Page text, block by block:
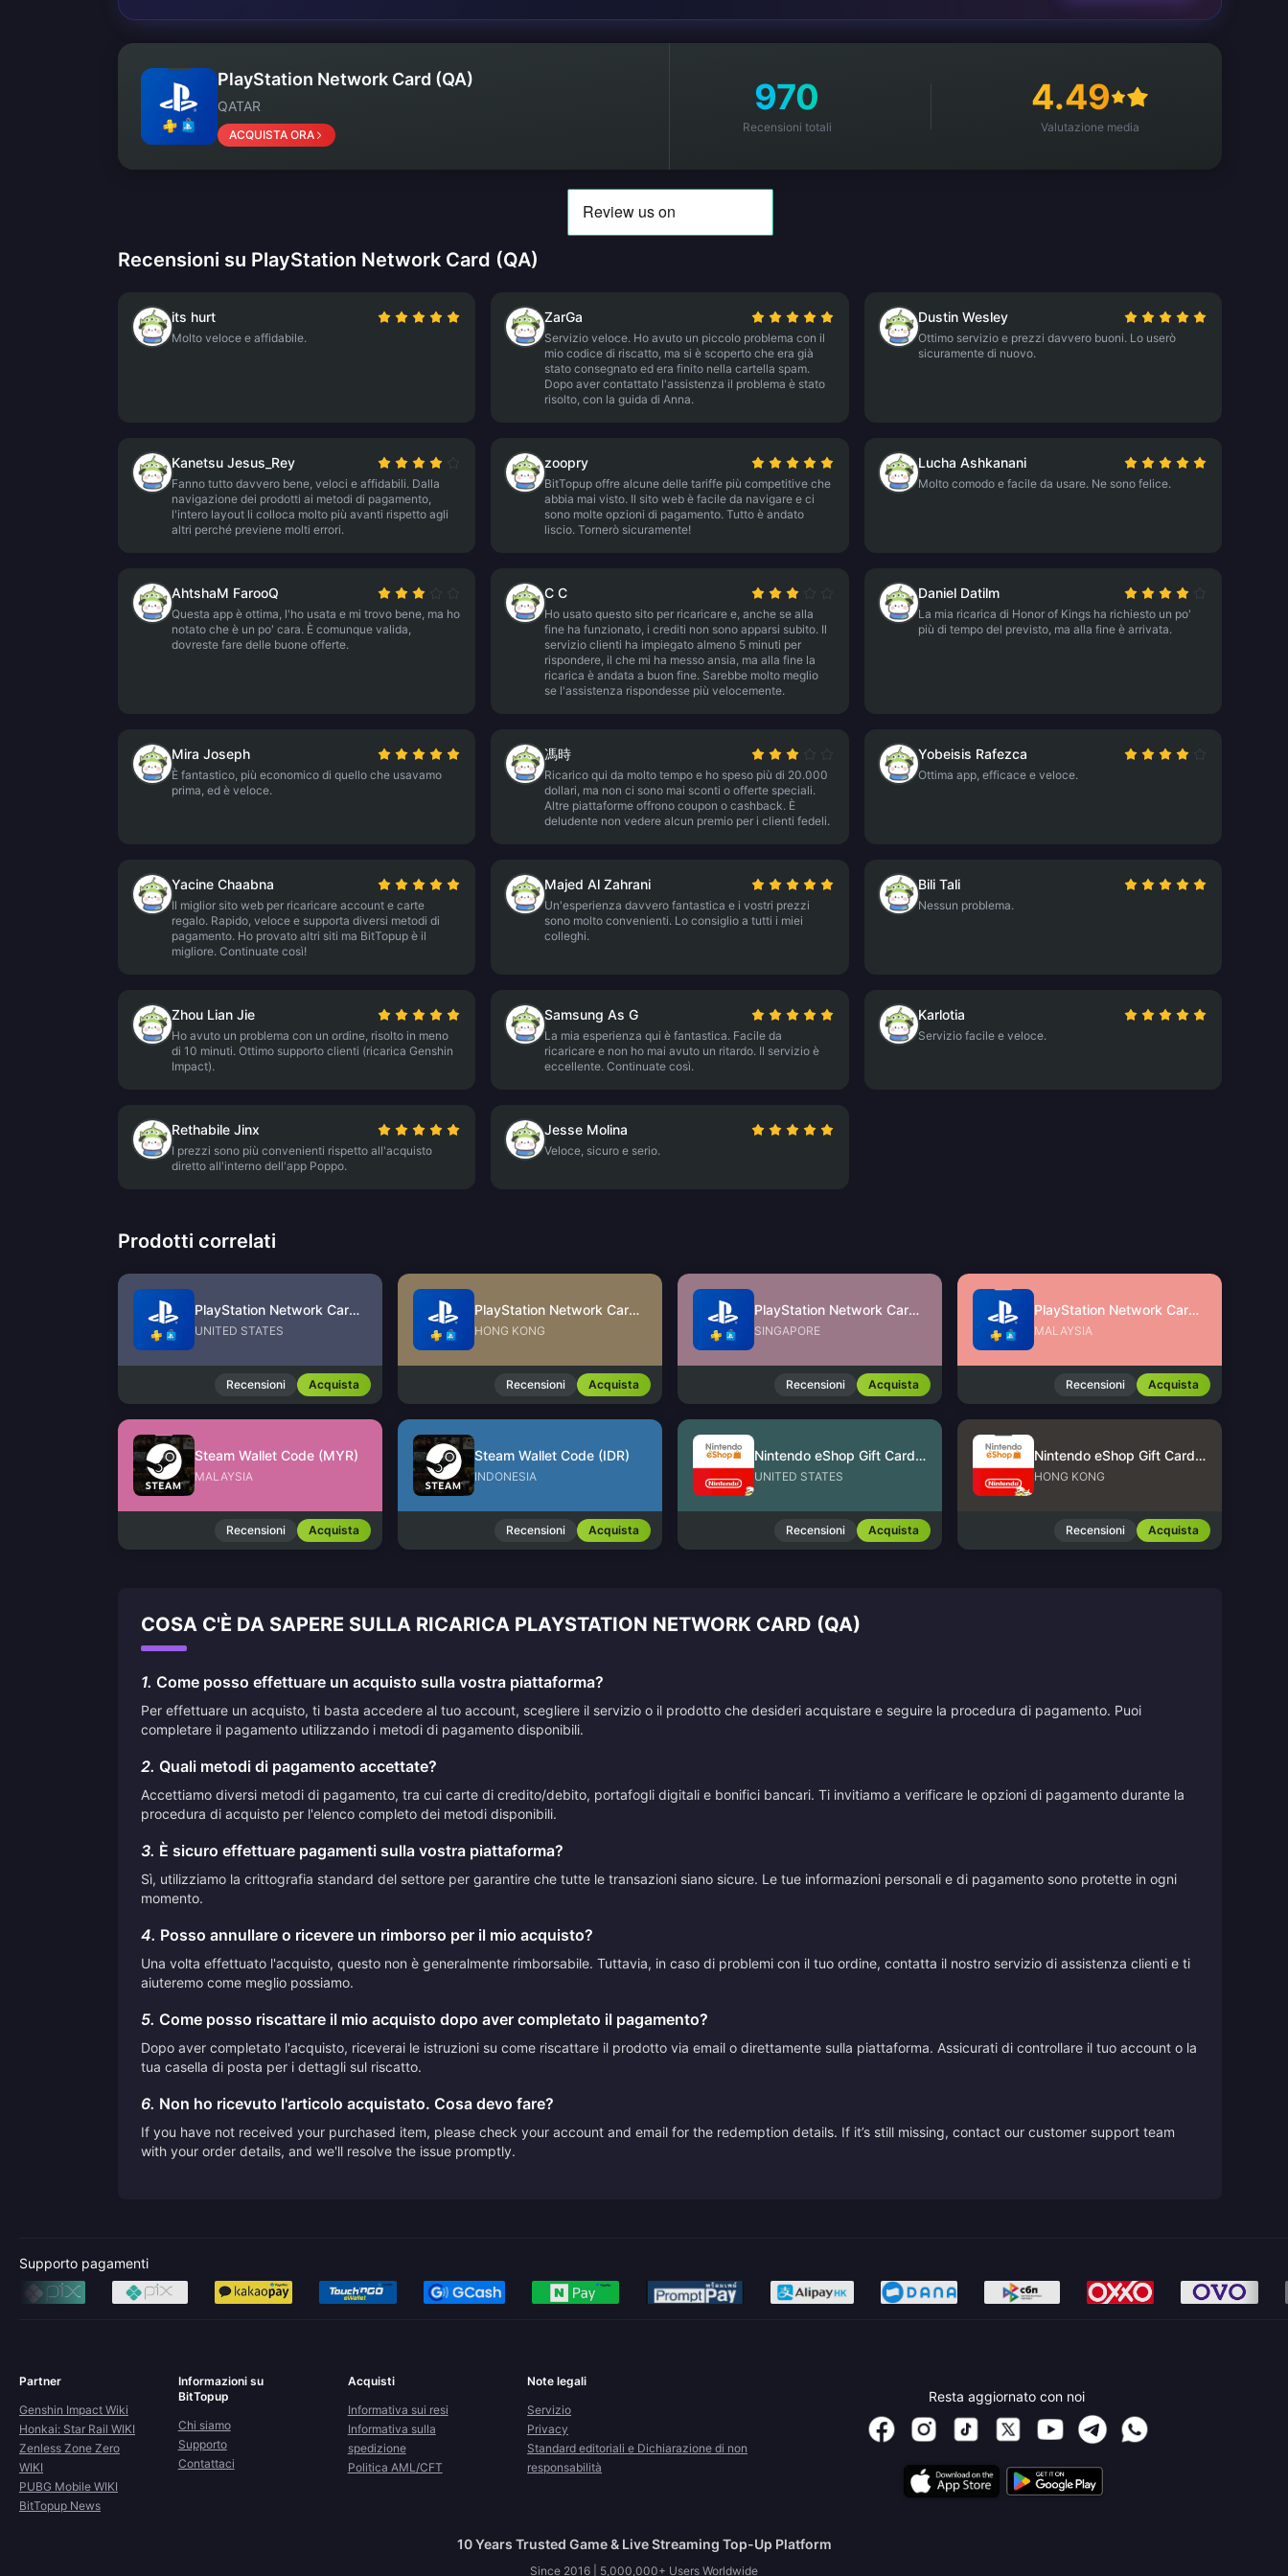
PlayStation Network Card (QA)
QATAR
ACQUISTA ORA
970
Recensioni totali
4.49
Valutazione media
Recensioni su PlayStation Network Card (QA)
its hurt
Molto veloce e affidabile.
ZarGa
Servizio veloce. Ho avuto un piccolo problema con il
mio codice di riscatto, ma si è scoperto che era già
stato consegnato ed era finito nella cartella spam.
Dopo aver contattato l'assistenza il problema è stato
risolto, con la guida di Anna.
Dustin Wesley
Ottimo servizio e prezzi davvero buoni. Lo userò
sicuramente di nuovo.
Kanetsu Jesus_Rey
Fanno tutto davvero bene, veloci e affidabili. Dalla
navigazione dei prodotti ai metodi di pagamento,
l'intero layout li colloca molto più avanti rispetto agli
altri perché previene molti errori.
zoopry
BitTopup offre alcune delle tariffe più competitive che
abbia mai visto. Il sito web è facile da navigare e ci
sono molte opzioni di pagamento. Tutto è andato
liscio. Tornerò sicuramente!
Lucha Ashkanani
Molto comodo e facile da usare. Ne sono felice.
AhtshaM FarooQ
Questa app è ottima, l'ho usata e mi trovo bene, ma ho
notato che è un po' cara. È comunque valida,
dovreste fare delle buone offerte.
C C
Ho usato questo sito per ricaricare e, anche se alla
fine ha funzionato, i crediti non sono apparsi subito. Il
servizio clienti ha impiegato almeno 5 minuti per
rispondere, il che mi ha messo ansia, ma alla fine la
ricarica è andata a buon fine. Sarebbe molto meglio
se l'assistenza rispondesse più velocemente.
Daniel Datilm
La mia ricarica di Honor of Kings ha richiesto un po'
più di tempo del previsto, ma alla fine è arrivata.
Mira Joseph
È fantastico, più economico di quello che usavamo
prima, ed è veloce.
馮時
Ricarico qui da molto tempo e ho speso più di 20.000
dollari, ma non ci sono mai sconti o offerte speciali.
Altre piattaforme offrono coupon o cashback. È
deludente non vedere alcun premio per i clienti fedeli.
Yobeisis Rafezca
Ottima app, efficace e veloce.
Yacine Chaabna
Il miglior sito web per ricaricare account e carte
regalo. Rapido, veloce e supporta diversi metodi di
pagamento. Ho provato altri siti ma BitTopup è il
migliore. Continuate così!
Majed Al Zahrani
Un'esperienza davvero fantastica e i vostri prezzi
sono molto convenienti. Lo consiglio a tutti i miei
colleghi.
Bili Tali
Nessun problema.
Zhou Lian Jie
Ho avuto un problema con un ordine, risolto in meno
di 10 minuti. Ottimo supporto clienti (ricarica Genshin
Impact).
Samsung As G
La mia esperienza qui è fantastica. Facile da
ricaricare e non ho mai avuto un ritardo. Il servizio è
eccellente. Continuate così.
Karlotia
Servizio facile e veloce.
Rethabile Jinx
I prezzi sono più convenienti rispetto all'acquisto
diretto all'interno dell'app Poppo.
Jesse Molina
Veloce, sicuro e serio.
Prodotti correlati
PlayStation Network Card (US)
UNITED STATES
Recensioni Acquista
PlayStation Network Card (HK)
HONG KONG
Recensioni Acquista
PlayStation Network Card (SG)
SINGAPORE
Recensioni Acquista
PlayStation Network Card (MY)
MALAYSIA
Recensioni Acquista
Steam Wallet Code (MYR)
MALAYSIA
Recensioni Acquista
Steam Wallet Code (IDR)
INDONESIA
Recensioni Acquista
Nintendo eShop Gift Card (US)
UNITED STATES
Recensioni Acquista
Nintendo eShop Gift Card (HK)
HONG KONG
Recensioni Acquista
COSA C'È DA SAPERE SULLA RICARICA PLAYSTATION NETWORK CARD (QA)
1. Come posso effettuare un acquisto sulla vostra piattaforma?
Per effettuare un acquisto, ti basta accedere al tuo account, scegliere il servizio o il prodotto che desideri acquistare e seguire la procedura di pagamento. Puoi
completare il pagamento utilizzando i metodi di pagamento disponibili.
2. Quali metodi di pagamento accettate?
Accettiamo diversi metodi di pagamento, tra cui carte di credito/debito, portafogli digitali e bonifici bancari. Ti invitiamo a verificare le opzioni di pagamento durante la
procedura di acquisto per l'elenco completo dei metodi disponibili.
3. È sicuro effettuare pagamenti sulla vostra piattaforma?
Sì, utilizziamo la crittografia standard del settore per garantire che tutte le transazioni siano sicure. Le tue informazioni personali e di pagamento sono protette in ogni
momento.
4. Posso annullare o ricevere un rimborso per il mio acquisto?
Una volta effettuato l'acquisto, questo non è generalmente rimborsabile. Tuttavia, in caso di problemi con il tuo ordine, contatta il nostro servizio di assistenza clienti e ti
aiuteremo come meglio possiamo.
5. Come posso riscattare il mio acquisto dopo aver completato il pagamento?
Dopo aver completato l'acquisto, riceverai le istruzioni su come riscattare il prodotto via email o direttamente sulla piattaforma. Assicurati di controllare il tuo account o la
tua casella di posta per i dettagli sul riscatto.
6. Non ho ricevuto l'articolo acquistato. Cosa devo fare?
If you have not received your purchased item, please check your account and email for the redemption details. If it’s still missing, contact our customer support team
with your order details, and we'll resolve the issue promptly.
Supporto pagamenti
Partner
Genshin Impact Wiki
Honkai: Star Rail WIKI
Zenless Zone Zero
WIKI
PUBG Mobile WIKI
BitTopup News
Informazioni su
BitTopup
Chi siamo
Supporto
Contattaci
Acquisti
Informativa sui resi
Informativa sulla
spedizione
Politica AML/CFT
Note legali
Servizio
Privacy
Standard editoriali e Dichiarazione di non
responsabilità
Resta aggiornato con noi
10 Years Trusted Game & Live Streaming Top-Up Platform
Since 2016 | 5,000,000+ Users Worldwide